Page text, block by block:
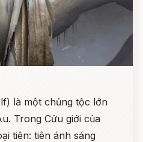
là một chủng tộc lớn
Trong Cửu giới của
tiên: tiên ánh sáng